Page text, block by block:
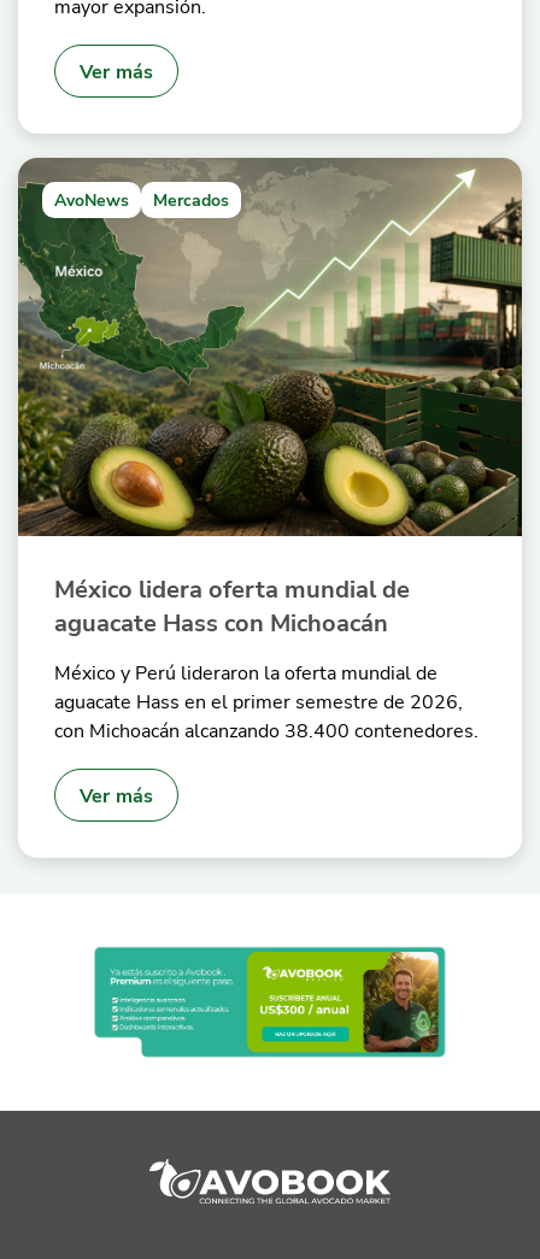
mayor expansión.
Ver más
AvoNews Mercados
México lidera oferta mundial de
aguacate Hass con Michoacán
México y Perú lideraron la oferta mundial de
aguacate Hass en el primer semestre de 2026,
con Michoacán alcanzando 38.400 contenedores.
Ver más